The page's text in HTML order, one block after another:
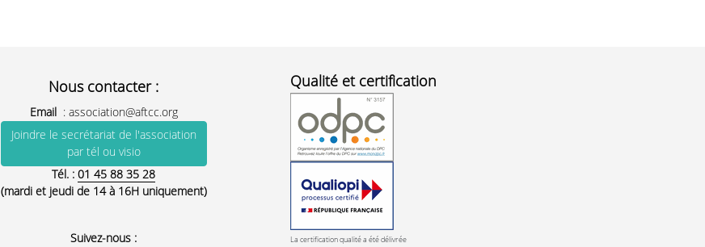
Nous contacter :
Email : association@aftcc.org
Joindre le secrétariat de l'association
par tél ou visio
Tél. : 01 45 88 35 28
(mardi et jeudi de 14 à 16H uniquement)
Suivez-nous :
Qualité et certification
La certification qualité a été délivrée